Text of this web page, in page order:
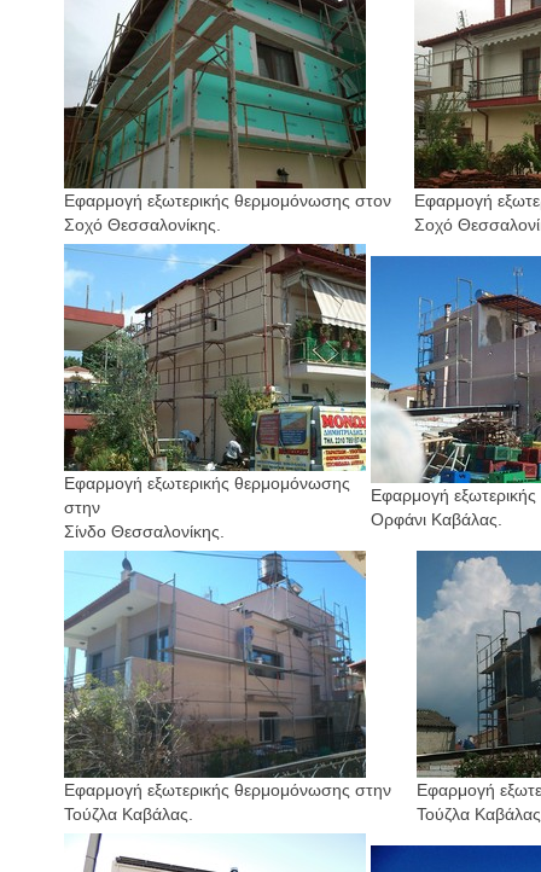
Εφαρμογή εξωτερικής θερμομόνωσης στον
Σοχό Θεσσαλονίκης.
Εφαρμογή
Σοχό
Εφαρμογή εξωτερικής θερμομόνωσης
στην
Σίνδο Θεσσαλονίκης.
Εφαρμογή
Ορφάνι Καβάλας.
Εφαρμογή εξωτερικής θερμομόνωσης στην
Τούζλα Καβάλας.
Εφαρμογή
Τούζλα